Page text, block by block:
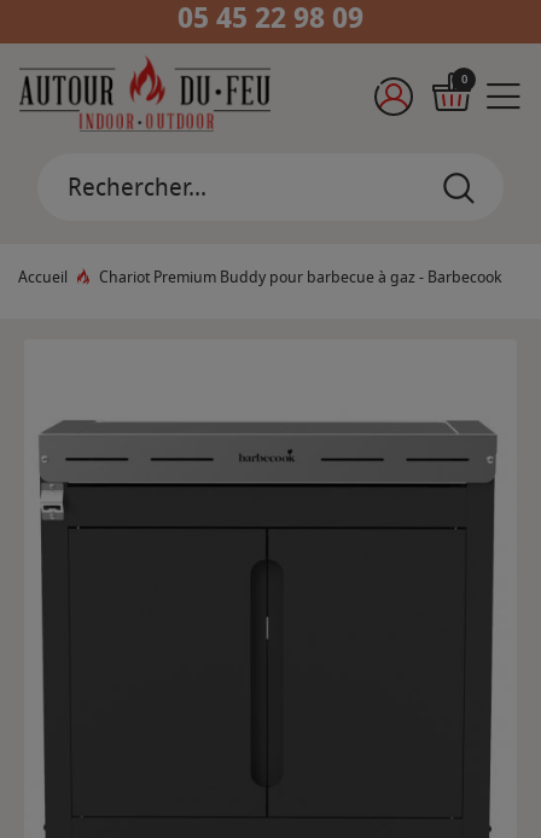
05 45 22 98 09
0
Accueil Chariot Premium Buddy pour barbecue à gaz - Barbecook